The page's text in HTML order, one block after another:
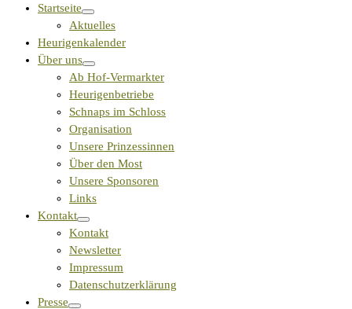
Startseite
Aktuelles
Heurigenkalender
Über uns
Ab Hof-Vermarkter
Heurigenbetriebe
Schnaps im Schloss
Organisation
Unsere Prinzessinnen
Über den Most
Unsere Sponsoren
Links
Kontakt
Kontakt
Newsletter
Impressum
Datenschutzerklärung
Presse